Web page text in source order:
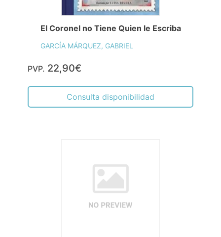
El Coronel no Tiene Quien le Escriba
GARCÍA MÁRQUEZ, GABRIEL
PVP. 22,90€
Consulta disponibilidad